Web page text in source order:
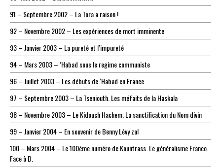
91 – Septembre 2002 – La Tora a raison !
92 – Novembre 2002 – Les expériences de mort imminente
93 – Janvier 2003 – La pureté et l’impureté
94 – Mars 2003 – ‘Habad sous le regime communiste
96 – Juillet 2003 – Les débuts de ‘Habad en France
97 – Septembre 2003 – La Tseniouth. Les méfaits de la Haskala
98 – Novembre 2003 – Le Kidouch Hachem. La sanctification du Nom divin
99 – Janvier 2004 – En souvenir de Benny Lévy zal
100 – Mars 2004 – Le 100ème numéro de Kountrass. Le généralisme Franco.
Face à D.